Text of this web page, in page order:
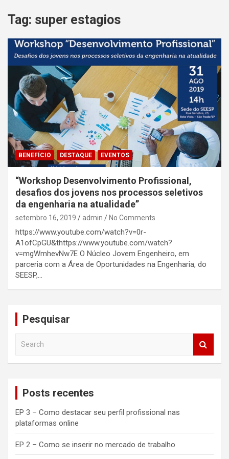
Tag: super estagios
BENEFÍCIO DESTAQUE EVENTOS
“Workshop Desenvolvimento Profissional,
desafios dos jovens nos processos seletivos
da engenharia na atualidade”
setembro 16, 2019 admin No Comments
https://www.youtube.com/watch?v=0r-
A1ofCpGU&thttps://www.youtube.com/watch?
v=mgWmhevNw7E O Núcleo Jovem Engenheiro, em
parceria com a Área de Oportunidades na Engenharia, do
SEESP,…
Pesquisar
Posts recentes
EP 3 – Como destacar seu perfil profissional nas
plataformas online
EP 2 – Como se inserir no mercado de trabalho